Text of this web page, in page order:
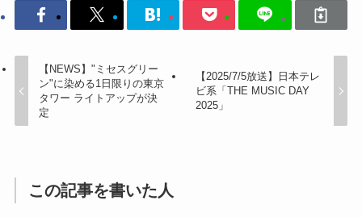
【NEWS】"ミセスグリー
ン"に染める1日限りの東京
タワー ライトアップが決
定
【2025/7/5放送】日本テレ
ビ系「THE MUSIC DAY
2025」
この記事を書いた人